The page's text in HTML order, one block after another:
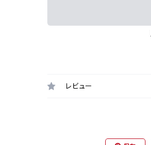
レビュー